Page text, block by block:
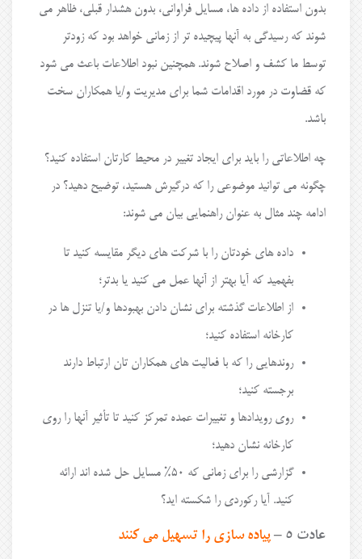
بدون استفاده از داده ها، مسایل فراوانی، بدون هشدار قبلی، ظاهر می
شوند که رسیدگی به آنها پیچیده تر از زمانی خواهد بود که زودتر
توسط ما کشف و اصلاح شوند. همچنین نبود اطلاعات باعث می شود
که قضاوت در مورد اقدامات شما برای مدیریت و/یا همکاران سخت
باشد.
چه اطلاعاتی را باید برای ایجاد تغییر در محیط کارتان استفاده کنید؟
چگونه می توانید موضوعی را که درگیرش هستید، توضیح دهید؟ در
ادامه چند مثال به عنوان راهنمایی بیان می شوند:
داده های خودتان را با شرکت های دیگر مقایسه کنید تا
بفهمید که آیا بهتر از آنها عمل می کنید یا بدتر؛
از اطلاعات گذشته برای نشان دادن بهبودها و/یا تنزل ها در
کارخانه استفاده کنید؛
روندهایی را که با فعالیت های همکاران تان ارتباط دارند
برجسته کنید؛
روی رویدادها و تغییرات عمده تمرکز کنید تا تأثیر آنها را روی
کارخانه نشان دهید؛
گزارشی را برای زمانی که ۵۰% مسایل حل شده اند ارائه
کنید. آیا رکوردی را شکسته اید؟
عادت ۵ – پیاده سازی را تسهیل می کنند